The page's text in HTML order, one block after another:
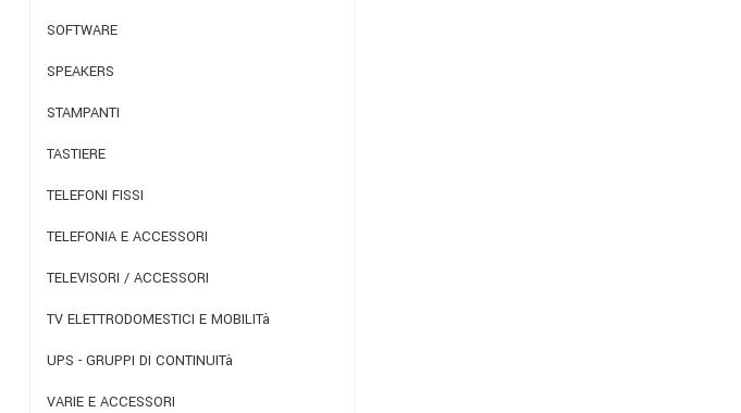
SOFTWARE
SPEAKERS
STAMPANTI
TASTIERE
TELEFONI FISSI
TELEFONIA E ACCESSORI
TELEVISORI / ACCESSORI
TV ELETTRODOMESTICI E MOBILITà
UPS - GRUPPI DI CONTINUITà
VARIE E ACCESSORI